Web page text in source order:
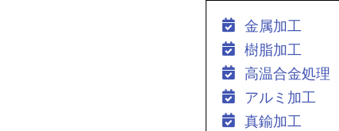
金属加工
樹脂加工
高温合金処理
アルミ加工
真鍮加工